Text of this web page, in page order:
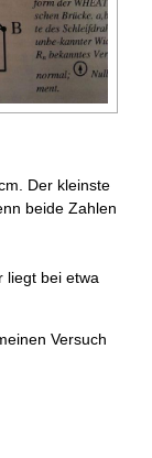
Der kleinste
beide Zahlen
liegt bei etwa
Versuch